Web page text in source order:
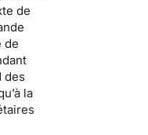
de
de
des
la